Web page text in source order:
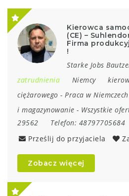
Kierowca
(CE) –
Firma
!
Starke Jobs
zatrudnienia
Niemcy
ciężarowego - Praca w Niemczech
i magazynowanie - Wszystkie
29562
Telefon: 48797705684
Prześlij do przyjaciela
Zobacz więcej